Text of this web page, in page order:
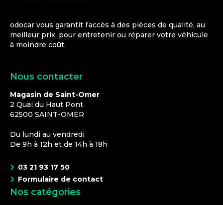
odocar vous garantit l'accès à des pièces de qualité, au
meilleur prix, pour entretenir ou réparer votre véhicule
à moindre coût.
Nous contacter
Magasin de Saint-Omer
2 Quai du Haut Pont
62500 SAINT-OMER
Du lundi au vendredi
De 9h à 12h et de 14h à 18h
03 21 93 17 50
Formulaire de contact
Nos catégories